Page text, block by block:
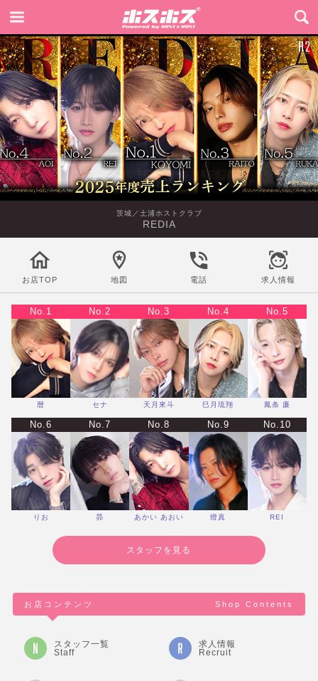
茨城／土浦ホストクラブ
REDIA
お店TOP 地図 電話 求人情報
No.1
暦
No.2
セナ
No.3
天月來斗
No.4
巳月琉翔
No.5
鳳条 廉
No.6
りお
No.7
昴
No.8
あかい あおい
No.9
燈真
No.10
REI
スタッフを見る
Shop Contents
お店コンテンツ
スタッフ一覧
Staff
求人情報
Recruit